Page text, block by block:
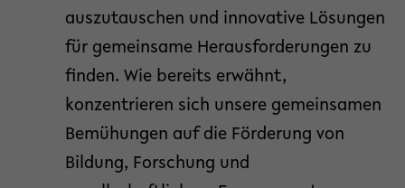
auszutauschen und innovative Lösungen
für gemeinsame Herausforderungen zu
finden. Wie bereits erwähnt,
konzentrieren sich unsere gemeinsamen
Bemühungen auf die Förderung von
Bildung, Forschung und